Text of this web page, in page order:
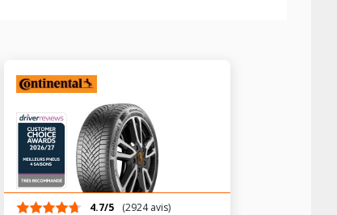
4.7/5 (2924 avis)